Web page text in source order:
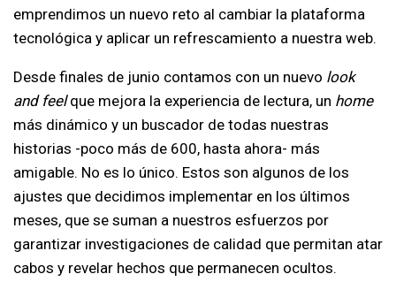
emprendimos un nuevo reto al cambiar la plataforma
tecnológica y aplicar un refrescamiento a nuestra web.
Desde finales de junio contamos con un nuevo look
and feelque mejora la experiencia de lectura, un home
más dinámico y un buscador de todas nuestras
historias -poco más de 600, hasta ahora- más
amigable. No es lo único. Estos son algunos de los
ajustes que decidimos implementar en los últimos
meses, que se suman a nuestros esfuerzos por
garantizar investigaciones de calidad que permitan atar
cabos y revelar hechos que permanecen ocultos.